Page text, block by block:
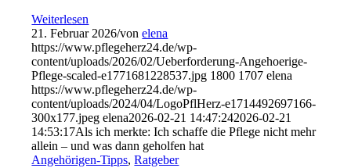
Weiterlesen
21. Februar 2026/vonelena
https://www.pflegeherz24.de/wp-
content/uploads/2026/02/Ueberforderung-Angehoerige-
Pflege-scaled-e1771681228537.jpg 1800 1707 elena
https://www.pflegeherz24.de/wp-
content/uploads/2024/04/LogoPflHerz-e1714492697166-
300x177.jpeg elena2026-02-21 14:47:242026-02-21
14:53:17Als ich merkte: Ich schaffe die Pflege nicht mehr
allein – und was dann geholfen hat
Angehörigen-Tipps,Ratgeber